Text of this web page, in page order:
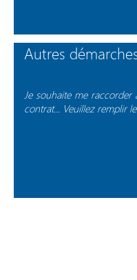
Autres
Je souhaite me
contrat... Veuillez remplir